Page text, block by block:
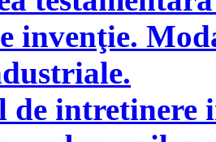
invenţie.
de intretinere